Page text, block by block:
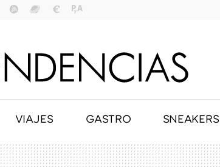
VIAJES GASTRO SNEAKERS